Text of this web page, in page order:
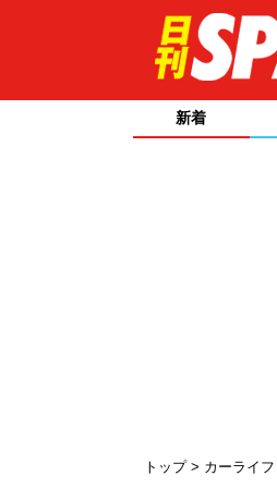
新着
トップ カーライフ